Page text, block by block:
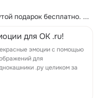
подарок бесплатно. ...
для OK .ru!
эмоции с помощью
для
.ру целиком за